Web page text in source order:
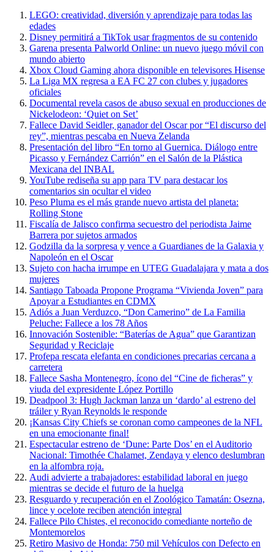
LEGO: creatividad, diversión y aprendizaje para todas las
edades
Disney permitirá a TikTok usar fragmentos de su contenido
Garena presenta Palworld Online: un nuevo juego móvil con
mundo abierto
Xbox Cloud Gaming ahora disponible en televisores Hisense
La Liga MX regresa a EA FC 27 con clubes y jugadores
oficiales
Documental revela casos de abuso sexual en producciones de
Nickelodeon: ‘Quiet on Set’
Fallece David Seidler, ganador del Oscar por “El discurso del
rey”, mientras pescaba en Nueva Zelanda
Presentación del libro “En torno al Guernica. Diálogo entre
Picasso y Fernández Carrión” en el Salón de la Plástica
Mexicana del INBAL
YouTube rediseña su app para TV para destacar los
comentarios sin ocultar el video
Peso Pluma es el más grande nuevo artista del planeta:
Rolling Stone
Fiscalía de Jalisco confirma secuestro del periodista Jaime
Barrera por sujetos armados
Godzilla da la sorpresa y vence a Guardianes de la Galaxia y
Napoleón en el Oscar
Sujeto con hacha irrumpe en UTEG Guadalajara y mata a dos
mujeres
Santiago Taboada Propone Programa “Vivienda Joven” para
Apoyar a Estudiantes en CDMX
Adiós a Juan Verduzco, “Don Camerino” de La Familia
Peluche: Fallece a los 78 Años
Innovación Sostenible: “Baterías de Agua” que Garantizan
Seguridad y Reciclaje
Profepa rescata elefanta en condiciones precarias cercana a
carretera
Fallece Sasha Montenegro, ícono del “Cine de ficheras” y
viuda del expresidente López Portillo
Deadpool 3: Hugh Jackman lanza un ‘dardo’ al estreno del
tráiler y Ryan Reynolds le responde
¡Kansas City Chiefs se coronan como campeones de la NFL
en una emocionante final!
Espectacular estreno de ‘Dune: Parte Dos’ en el Auditorio
Nacional: Timothée Chalamet, Zendaya y elenco deslumbran
en la alfombra roja.
Audi advierte a trabajadores: estabilidad laboral en juego
mientras se decide el futuro de la huelga
Resguardo y recuperación en el Zoológico Tamatán: Osezna,
lince y ocelote reciben atención integral
Fallece Pilo Chistes, el reconocido comediante norteño de
Montemorelos
Retiro Masivo de Honda: 750 mil Vehículos con Defecto en